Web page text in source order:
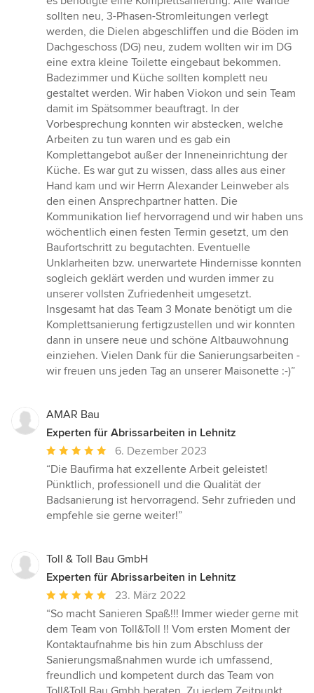
sollten neu, 3-Phasen-Stromleitungen verlegt
werden, die Dielen abgeschliffen und die Böden im
Dachgeschoss (DG) neu, zudem wollten wir im DG
eine extra kleine Toilette eingebaut bekommen.
Badezimmer und Küche sollten komplett neu
gestaltet werden. Wir haben Viokon und sein Team
damit im Spätsommer beauftragt. In der
Vorbesprechung konnten wir abstecken, welche
Arbeiten zu tun waren und es gab ein
Komplettangebot außer der Inneneinrichtung der
Küche. Es war gut zu wissen, dass alles aus einer
Hand kam und wir Herrn Alexander Leinweber als
den einen Ansprechpartner hatten. Die
Kommunikation lief hervorragend und wir haben uns
wöchentlich einen festen Termin gesetzt, um den
Baufortschritt zu begutachten. Eventuelle
Unklarheiten bzw. unerwartete Hindernisse konnten
sogleich geklärt werden und wurden immer zu
unserer vollsten Zufriedenheit umgesetzt.
Insgesamt hat das Team 3 Monate benötigt um die
Komplettsanierung fertigzustellen und wir konnten
dann in unsere neue und schöne Altbauwohnung
einziehen. Vielen Dank für die Sanierungsarbeiten -
wir freuen uns jeden Tag an unserer Maisonette :-)”
AMAR Bau
Experten für Abrissarbeiten in Lehnitz
Durchschnittliche
Bewertung:
5
von
5
6. Dezember 2023
“Die Baufirma hat exzellente Arbeit geleistet!
Pünktlich, professionell und die Qualität der
Badsanierung ist hervorragend. Sehr zufrieden und
empfehle sie gerne weiter!”
Toll & Toll Bau GmbH
Experten für Abrissarbeiten in Lehnitz
Durchschnittliche
Bewertung:
5
von
5
Sternen
23. März 2022
“So macht Sanieren Spaß!!! Immer wieder gerne mit
dem Team von Toll&Toll !! Vom ersten Moment der
Kontaktaufnahme bis hin zum Abschluss der
Sanierungsmaßnahmen wurde ich umfassend,
freundlich und kompetent durch das Team von